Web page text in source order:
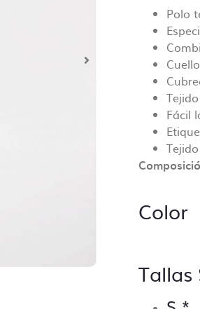
Polo
Fácil
Color
Tallas
de personalización te
serán revisados antes de
revisión básica?
tus archivos asegurandose de
sorpresas!
de control incluyen:
correctas
mínima (no inferior a 70 Dpi).
incorporadas.
PANTONE, siempre y cuando se
se lleva a cabo ese control.
falte ningún archivo y que esté
para troquelado si lo hubiera.
de seguridad.